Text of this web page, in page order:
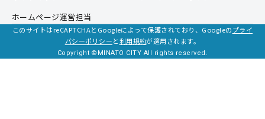
ホームページ運営担当
このサイトはreCAPTCHAとGoogleによって保護されており、Googleのプライ
バシーポリシーと利用規約が適用されます。
Copyright ©MINATO CITY All rights reserved.